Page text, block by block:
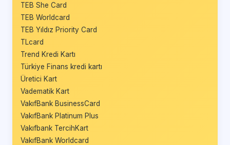
TEB She Card
TEB Worldcard
TEB Yıldız Priority Card
TLcard
Trend Kredi Kartı
Türkiye Finans kredi kartı
Üretici Kart
Vadematik Kart
VakıfBank BusinessCard
VakıfBank Platinum Plus
Vakıfbank TercihKart
VakıfBank Worldcard